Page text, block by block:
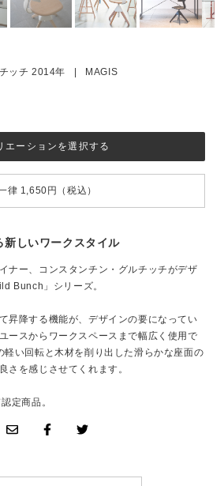
チッチ 2014年 | MAGIS
新しいワークスタイル
ナー、コンスタンチン・グルチッチがデザ
Bunch」シリーズ。
昇降する機能が、デザインの要になってい
ースからワークスペースまで幅広く使用で
軽い回転と木材を削り出した滑らかな座面の
さを感じさせてくれます。
定商品。
エーションを選択する
律 1,650円（税込）